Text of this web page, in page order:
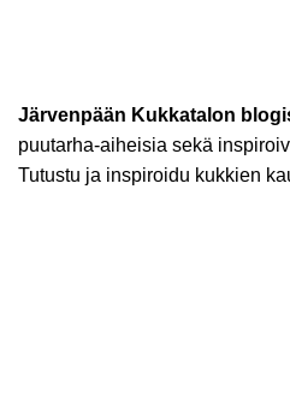
Järvenpään Kukkatalon
puutarha-aiheisia sekä
Tutustu ja inspiroidu kukkien